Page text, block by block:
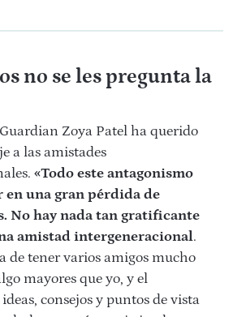
no se les pregunta la
Zoya Patel ha querido
a las amistades
«Todo este antagonismo
en una gran pérdida de
No hay nada tan gratificante
amistad intergeneracional.
de tener varios amigos mucho
mayores que yo, y el
consejos y puntos de vista